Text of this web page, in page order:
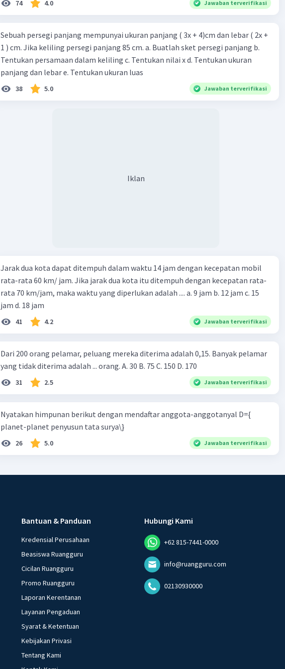
= (x – 8)(x – (–2)) = 0
= x² + 2x – 8x – 16 = 0
=x² – 6x – 16 = 0
Jadi, persamaan kuadrat dari akar-akar 8 dan –2 adalah x² – 6x –
74 4.0 Jawaban terverifikasi
Sebuah persegi panjang mempunyai ukuran panjang ( 3x + 4)cm dan lebar ( 2x +
1 ) cm. Jika keliling persegi panjang 85 cm. a. Buatlah sket persegi panjang b.
Tentukan persamaan dalam keliling c. Tentukan nilai x d. Tentukan ukuran
panjang dan lebar e. Tentukan ukuran luas
38 5.0 Jawaban terverifikasi
Iklan
Jarak dua kota dapat ditempuh dalam waktu 14 jam dengan kecepatan mobil
rata-rata 60 km/ jam. Jika jarak dua kota itu ditempuh dengan kecepatan rata-
rata 70 km/jam, maka waktu yang diperlukan adalah .... a. 9 jam b. 12 jam c. 15
jam d. 18 jam
41 4.2 Jawaban terverifikasi
Dari 200 orang pelamar, peluang mereka diterima adalah 0,15. Banyak pelamar
yang tidak diterima adalah ... orang. A. 30 B. 75 C. 150 D. 170
31 2.5 Jawaban terverifikasi
Nyatakan himpunan berikut dengan mendaftar anggota-anggotanyal D={
planet-planet penyusun tata surya\}
26 5.0 Jawaban terverifikasi
Bantuan & Panduan
Kredensial Perusahaan
Beasiswa Ruangguru
Cicilan Ruangguru
Promo Ruangguru
Laporan Kerentanan
Layanan Pengaduan
Syarat & Ketentuan
Kebijakan Privasi
Tentang Kami
Hubungi Kami
+62 815-7441-0000
info@ruangguru.com
02130930000